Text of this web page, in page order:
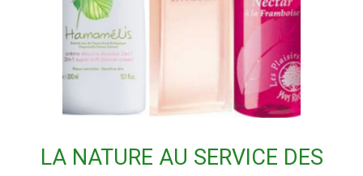
LA NATURE AU SERVICE DES